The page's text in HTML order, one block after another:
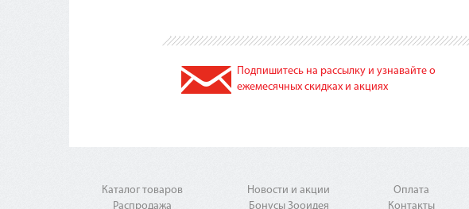
Подпишитесь на рассылку и узнавайте о
ежемесячных скидках и акциях
Каталог товаров
Распродажа
Новости и акции
Бонусы Зооидея
Оплата
Контакты